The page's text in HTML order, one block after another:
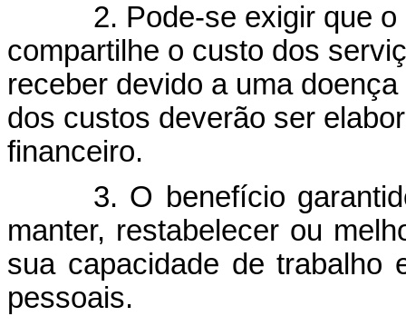
2. Pode-se exigir que
compartilhe o custo dos
receber devido a uma
dos custos deverão ser
financeiro.
3. O benefício
manter, restabelecer ou
sua capacidade de trabalho
pessoais.